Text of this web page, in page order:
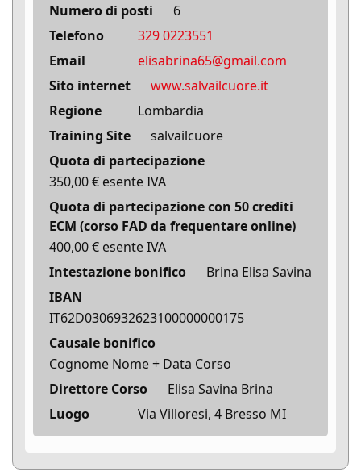
Numero di posti
6
Telefono
329 0223551
Email
elisabrina65@gmail.com
Sito internet
www.salvailcuore.it
Regione
Lombardia
Training Site
salvailcuore
Quota di partecipazione
350,00 € esente IVA
Quota di partecipazione con 50 crediti
ECM (corso FAD da frequentare online)
400,00 € esente IVA
Intestazione bonifico
Brina Elisa Savina
IBAN
IT62D0306932623100000000175
Causale bonifico
Cognome Nome + Data Corso
Direttore Corso
Elisa Savina Brina
Luogo
Via Villoresi, 4 Bresso MI